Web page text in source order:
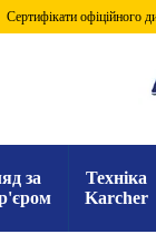
Сертифікати офіційного
за
Техніка
Karcher